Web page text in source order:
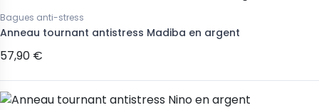
Bagues anti-stress
Anneau tournant antistress Madiba en argent
57,90 €